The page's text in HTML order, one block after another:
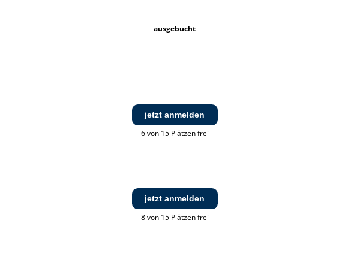
ausgebucht
jetzt anmelden
6 von 15 Plätzen frei
jetzt anmelden
8 von 15 Plätzen frei